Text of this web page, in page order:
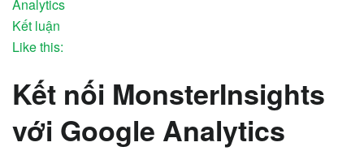
Analytics
Kết luận
Like this:
Kết nối MonsterInsights
với Google Analytics